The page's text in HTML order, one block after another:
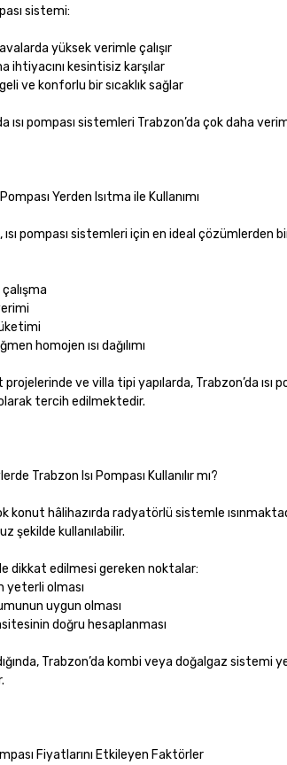
sistemi:
yüksek verimle çalışır
ihtiyacını kesintisiz karşılar
ve konforlu bir sıcaklık sağlar
ısı pompası sistemleri Trabzon’da çok daha
Yerden Isıtma ile Kullanımı
pompası sistemleri için en ideal çözümlerden
homojen ısı dağılımı
projelerinde ve villa tipi yapılarda, Trabzon’da
tercih edilmektedir.
Trabzon Isı Pompası Kullanılır mı?
konut hâlihazırda radyatörlü sistemle
şekilde kullanılabilir.
dikkat edilmesi gereken noktalar:
yeterli olması
uygun olması
doğru hesaplanması
Trabzon’da kombi veya doğalgaz sistemi
Fiyatlarını Etkileyen Faktörler